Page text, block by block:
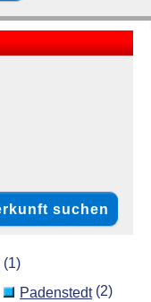
(1)
Padenstedt(2)